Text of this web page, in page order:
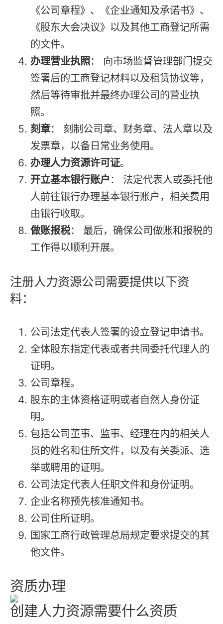
《公司章程》、《企业通知及承诺书》、
《股东大会决议》以及其他工商登记所需
的文件。
办理营业执照： 向市场监督管理部门提交
签署后的工商登记材料以及租赁协议等，
然后等待审批并最终办理公司的营业执
照。
刻章： 刻制公司章、财务章、法人章以及
发票章，以备日常业务使用。
办理人力资源许可证。
开立基本银行账户 ： 法定代表人或委托他
人前往银行办理基本银行账户，相关费用
由银行收取。
做账报税： 最后，确保公司做账和报税的
工作得以顺利开展。
注册人力资源公司需要提供以下资
料：
公司法定代表人签署的设立登记申请书。
全体股东指定代表或者共同委托代理人的
证明。
公司章程。
股东的主体资格证明或者自然人身份证
明。
包括公司董事、监事、经理在内的相关人
员的姓名和住所文件，以及有关委派、选
举或聘用的证明。
公司法定代表人任职文件和身份证明。
企业名称预先核准通知书。
公司住所证明。
国家工商行政管理总局规定要求提交的其
他文件。
资质办理
创建人力资源需要什么资质